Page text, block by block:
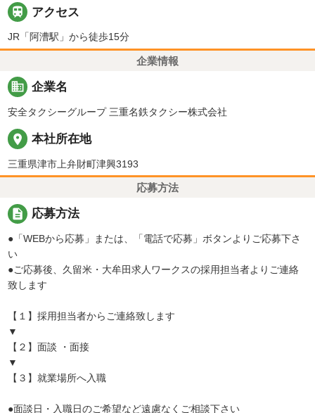
 アクセス
JR「阿漕駅」から徒歩15分
企業情報
business 企業名
安全タクシーグループ 三重名鉄タクシー株式会社
place 本社所在地
三重県津市上弁財町津興3193
応募方法
description 応募方法
●「WEBから応募」または、「電話で応募」ボタンよりご応募下さ
い
●ご応募後、久留米・大牟田求人ワークスの採用担当者よりご連絡
致します
【１】採用担当者からご連絡致します
▼
【２】面談 ・面接
▼
【３】就業場所へ入職
●面談日・入職日のご希望など遠慮なくご相談下さい